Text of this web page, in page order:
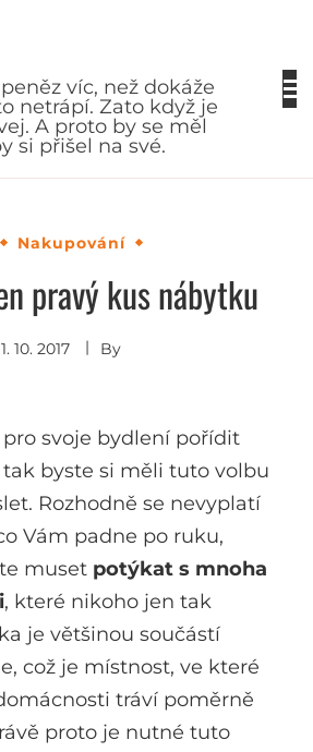
víc, než dokáže
netrápí. Zato když je
A proto by se měl
si přišel na své.
Nakupování
pravý kus nábytku
1. 10. 2017 By
svoje bydlení pořídit
byste si měli tuto volbu
Rozhodně se nevyplatí
Vám padne po ruku,
muset potýkat s mnoha
, které nikoho jen tak
je většinou součástí
což je místnost, ve které
tráví poměrně
proto je nutné tuto